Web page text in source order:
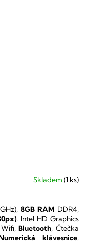
Skladem(1 ks)
8GB RAM DDR4,
, Intel HD Graphics
Wifi,Bluetooth, Čtečka
klávesnice,